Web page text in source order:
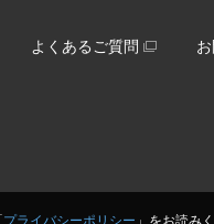
プライバシーポリシー 」をお読み
よくあるご質問